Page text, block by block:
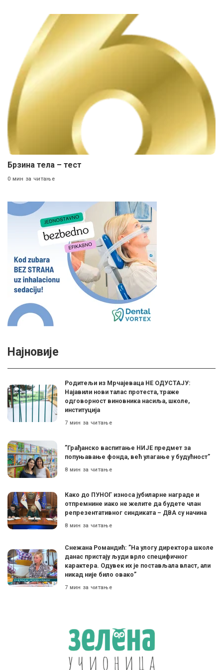
Брзина тела – тест
0 мин за читање
Најновије
Родитељи из Мрчајеваца НЕ ОДУСТАЈУ:
Најавили нови талас протеста, траже
одговорност виновника насиља, школе,
институција
7 мин за читање
”Грађанско васпитање НИЈЕ предмет за
попуњавање фонда, већ улагање у будућност”
8 мин за читање
Како до ПУНОГ износа јубиларне награде и
отпремнине иако не желите да будете члан
репрезентативног синдиката – ДВА су начина
8 мин за читање
Снежана Романдић: ”На улогу директора школе
данас пристају људи врло специфичног
карактера. Одувек их је постављала власт, али
никад није било овако”
7 мин за читање